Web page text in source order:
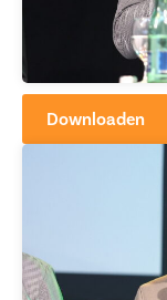
Downloaden